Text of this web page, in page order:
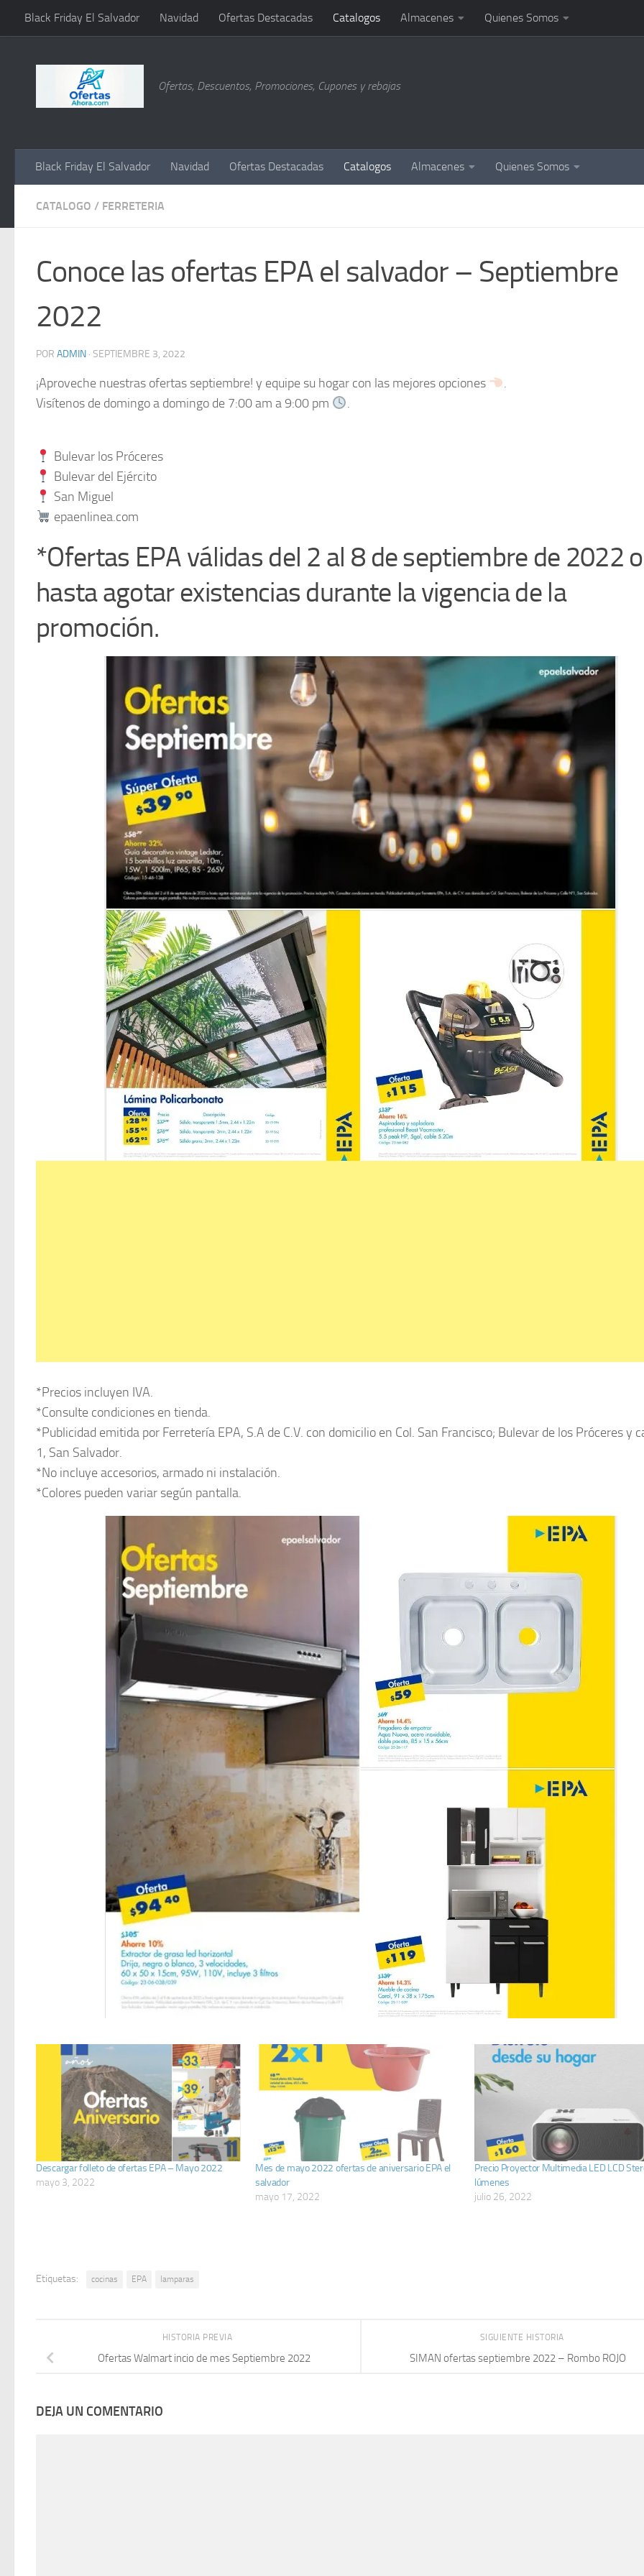
Saltar al contenido
Black Friday El Salvador Navidad Ofertas Destacadas Catalogos Almacenes Quienes Somos
Ofertas, Descuentos, Promociones, Cupones y rebajas
Black Friday El Salvador Navidad Ofertas Destacadas Catalogos Almacenes Quienes Somos
CATALOGO / FERRETERIA
Conoce las ofertas EPA el salvador – Septiembre
2022
POR ADMIN · SEPTIEMBRE 3, 2022
¡Aproveche nuestras ofertas septiembre! y equipe su hogar con las mejores opciones
.
Visítenos de domingo a domingo de 7:00 am a 9:00 pm
.
Bulevar los Próceres
Bulevar del Ejército
San Miguel
epaenlinea.com
*Ofertas EPA válidas del 2 al 8 de septiembre de 2022 o
hasta agotar existencias durante la vigencia de la
promoción.
*Precios incluyen IVA.
*Consulte condiciones en tienda.
*Publicidad emitida por Ferretería EPA, S.A de C.V. con domicilio en Col. San Francisco; Bulevar de los Próceres y
1, San Salvador.
*No incluye accesorios, armado ni instalación.
*Colores pueden variar según pantalla.
Descargar folleto de ofertas EPA – Mayo 2022
mayo 3, 2022
Mes de mayo 2022 ofertas de aniversario EPA el
salvador
mayo 17, 2022
Precio Proyector Multimedia LED LCD
lúmenes
julio 26, 2022
Etiquetas: cocinas EPA lamparas
SIGUIENTE HISTORIA
SIMAN ofertas septiembre 2022 – Rombo ROJO
HISTORIA PREVIA
Ofertas Walmart incio de mes Septiembre 2022
DEJA UN COMENTARIO